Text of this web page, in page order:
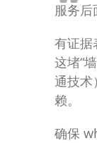
服务后
有证据
这堵“
通技术
赖。
确保